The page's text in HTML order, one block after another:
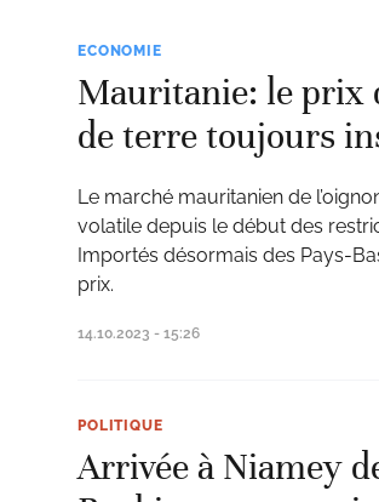
ECONOMIE
Mauritanie: le prix
de terre toujours
Le marché mauritanien de
volatile depuis le début des
Importés désormais des Pays-
prix.
14.10.2023 - 15:26
POLITIQUE
Arrivée à Niamey